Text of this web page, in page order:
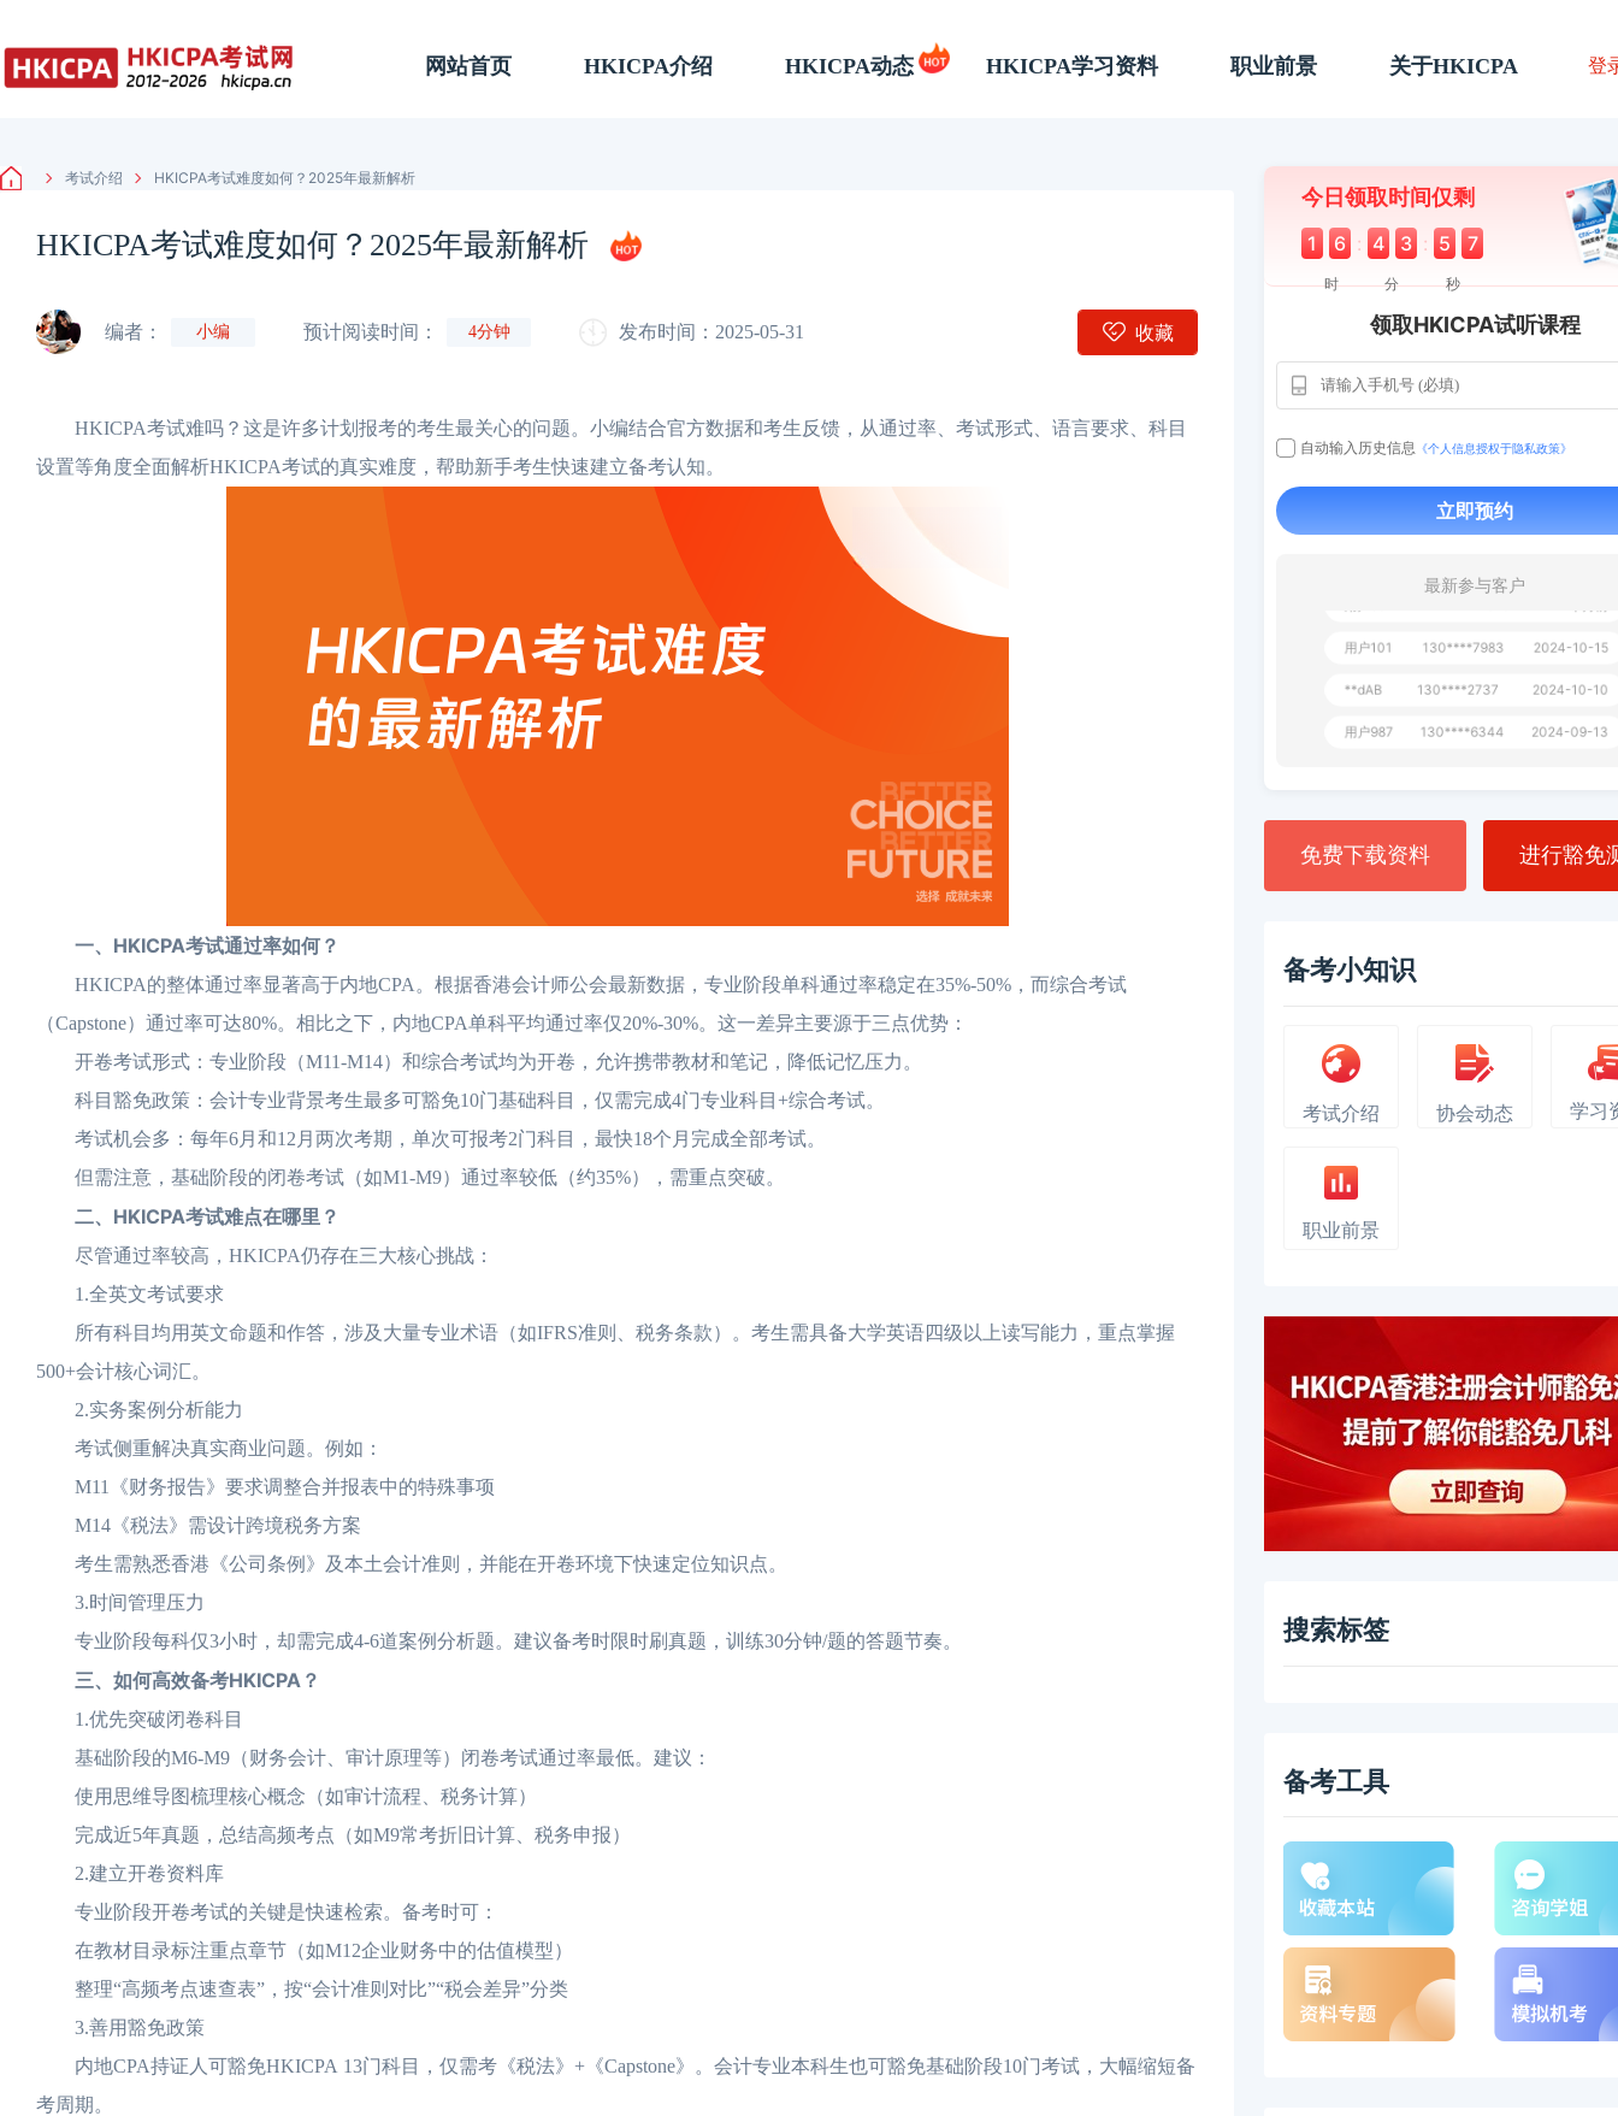
网站首页 HKICPA介绍 HKICPA动态 HKICPA学习资料 职业前景 关于HKICPA 登
考试介绍 HKICPA考试难度如何？2025年最新解析
HKICPA考试难度如何？2025年最新解析
编者： 小编 预计阅读时间： 4分钟 发布时间：2025-05-31 收藏
HKICPA考试难吗？这是许多计划报考的考生最关心的问题。小编结合官方数据和考生反馈，从通过率、考试形式、语言要求、科目
设置等角度全面解析HKICPA考试的真实难度，帮助新手考生快速建立备考认知。
一、HKICPA考试通过率如何？
HKICPA的整体通过率显著高于内地CPA。根据香港会计师公会最新数据，专业阶段单科通过率稳定在35%-50%，而综合考试
（Capstone）通过率可达80%。相比之下，内地CPA单科平均通过率仅20%-30%。这一差异主要源于三点优势：
开卷考试形式：专业阶段（M11-M14）和综合考试均为开卷，允许携带教材和笔记，降低记忆压力。
科目豁免政策：会计专业背景考生最多可豁免10门基础科目，仅需完成4门专业科目+综合考试。
考试机会多：每年6月和12月两次考期，单次可报考2门科目，最快18个月完成全部考试。
但需注意，基础阶段的闭卷考试（如M1-M9）通过率较低（约35%），需重点突破。
二、HKICPA考试难点在哪里？
尽管通过率较高，HKICPA仍存在三大核心挑战：
1.全英文考试要求
所有科目均用英文命题和作答，涉及大量专业术语（如IFRS准则、税务条款）。考生需具备大学英语四级以上读写能力，重点掌握
500+会计核心词汇。
2.实务案例分析能力
考试侧重解决真实商业问题。例如：
M11《财务报告》要求调整合并报表中的特殊事项
M14《税法》需设计跨境税务方案
考生需熟悉香港《公司条例》及本土会计准则，并能在开卷环境下快速定位知识点。
3.时间管理压力
专业阶段每科仅3小时，却需完成4-6道案例分析题。建议备考时限时刷真题，训练30分钟/题的答题节奏。
三、如何高效备考HKICPA？
1.优先突破闭卷科目
基础阶段的M6-M9（财务会计、审计原理等）闭卷考试通过率最低。建议：
使用思维导图梳理核心概念（如审计流程、税务计算）
完成近5年真题，总结高频考点（如M9常考折旧计算、税务申报）
2.建立开卷资料库
专业阶段开卷考试的关键是快速检索。备考时可：
在教材目录标注重点章节（如M12企业财务中的估值模型）
整理“高频考点速查表”，按“会计准则对比”“税会差异”分类
3.善用豁免政策
内地CPA持证人可豁免HKICPA 13门科目，仅需考《税法》+《Capstone》。会计专业本科生也可豁免基础阶段10门考试，大幅缩短备
考周期。
今日领取时间仅剩
1 6 : 4 3 : 5 6
时 分 秒
领取HKICPA试听课程
自动输入历史信息 《个人信息授权于隐私政策》
立即预约
最新参与客户
用户163 112****290
130****9630
112****310
免费下载资料 进行豁免
备考小知识
考试介绍 协会动态 学习
职业前景
搜索标签
备考工具